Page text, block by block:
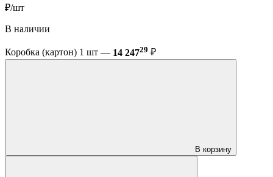
₽/шт
В наличии
Коробка (картон) 1 шт — 14 24729 ₽
В корзину